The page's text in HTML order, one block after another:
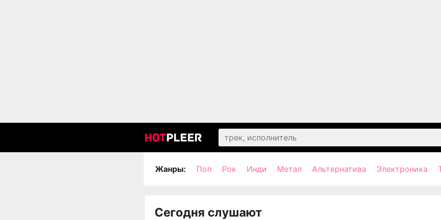
Жанры: Поп Рок Инди Метал Альтернатива Электроника
Сегодня слушают